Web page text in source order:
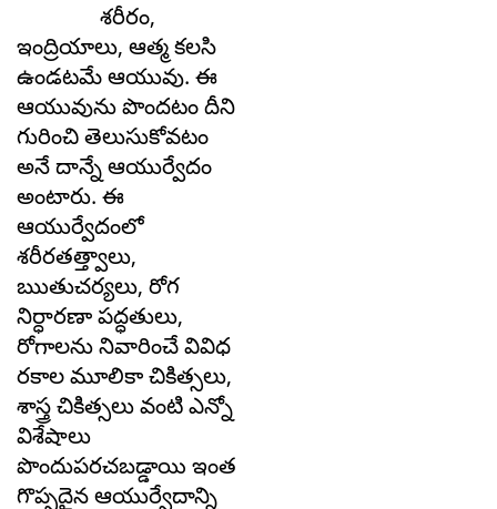
శరీరం,
ఇంద్రియాలు, ఆత్మ కలసి
ఉండటమే ఆయువు. ఈ
ఆయువును పొందటం దీని
గురించి తెలుసుకోవటం
అనే దాన్నే ఆయుర్వేదం
అంటారు. ఈ
ఆయుర్వేదంలో
శరీరతత్త్వాలు,
ఋతుచర్యలు, రోగ
నిర్ధారణా పద్ధతులు,
రోగాలను నివారించే వివిధ
రకాల మూలికా చికిత్సలు,
శాస్త్ర చికిత్సలు వంటి ఎన్నో
విశేషాలు
పొందుపరచబడ్డాయి ఇంత
గొప్పదైన ఆయుర్వేదాన్ని